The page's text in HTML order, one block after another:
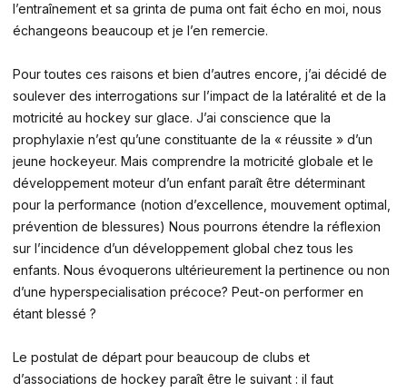
l’entraînement et sa grinta de puma ont fait écho en moi, nous
échangeons beaucoup et je l’en remercie.
Pour toutes ces raisons et bien d’autres encore, j’ai décidé de
soulever des interrogations sur l’impact de la latéralité et de la
motricité au hockey sur glace. J’ai conscience que la
prophylaxie n’est qu’une constituante de la « réussite » d’un
jeune hockeyeur. Mais comprendre la motricité globale et le
développement moteur d’un enfant paraît être déterminant
pour la performance (notion d’excellence, mouvement optimal,
prévention de blessures) Nous pourrons étendre la réflexion
sur l’incidence d’un développement global chez tous les
enfants. Nous évoquerons ultérieurement la pertinence ou non
d’une hyperspecialisation précoce? Peut-on performer en
étant blessé ?
Le postulat de départ pour beaucoup de clubs et
d’associations de hockey paraît être le suivant : il faut